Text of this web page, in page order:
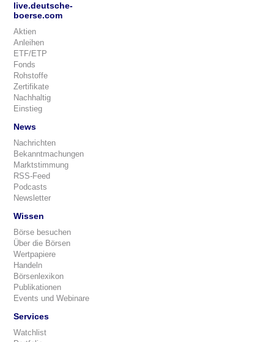
live.deutsche-
boerse.com
Aktien
Anleihen
ETF/ETP
Fonds
Rohstoffe
Zertifikate
Nachhaltig
Einstieg
News
Nachrichten
Bekanntmachungen
Marktstimmung
RSS-Feed
Podcasts
Newsletter
Wissen
Börse besuchen
Über die Börsen
Wertpapiere
Handeln
Börsenlexikon
Publikationen
Events und Webinare
Services
Watchlist